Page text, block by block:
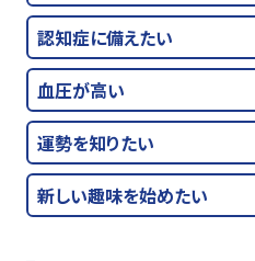
認知症に備えたい
血圧が高い
運勢を知りたい
新しい趣味を始めたい